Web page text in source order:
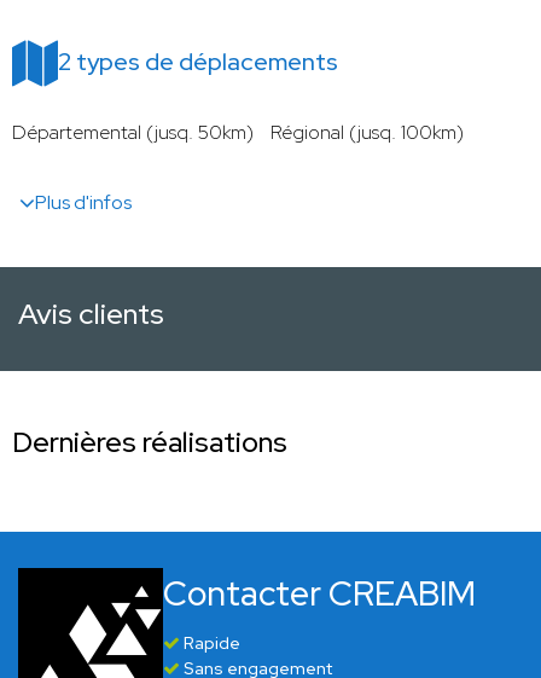
2 types de déplacements
Départemental (jusq. 50km) Régional (jusq. 100km)
Plus d'infos
Avis clients
Dernières réalisations
Contacter CREABIM
Rapide
Sans engagement